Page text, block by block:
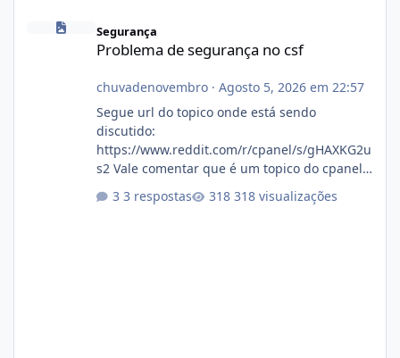
Segurança
Problema de segurança no csf
chuvadenovembro· Agosto 5, 2026 em 22:57
Segue url do topico onde está sendo
discutido:
https://www.reddit.com/r/cpanel/s/gHAXKG2u
s2 Vale comentar que é um topico do cpanel...
3 respostas 318 visualizações